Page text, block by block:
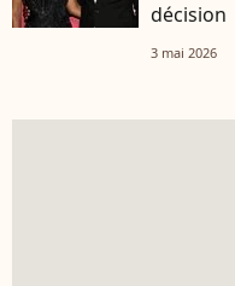
décision
3 mai 2026